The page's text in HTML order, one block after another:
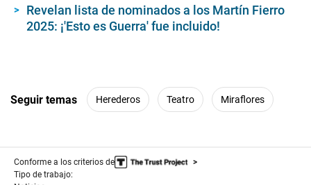
Revelan lista de nominados a los Martín Fierro
2025: ¡'Esto es Guerra' fue incluido!
Seguir temas Herederos Teatro Miraflores
Conforme a los criterios de
Tipo de trabajo: